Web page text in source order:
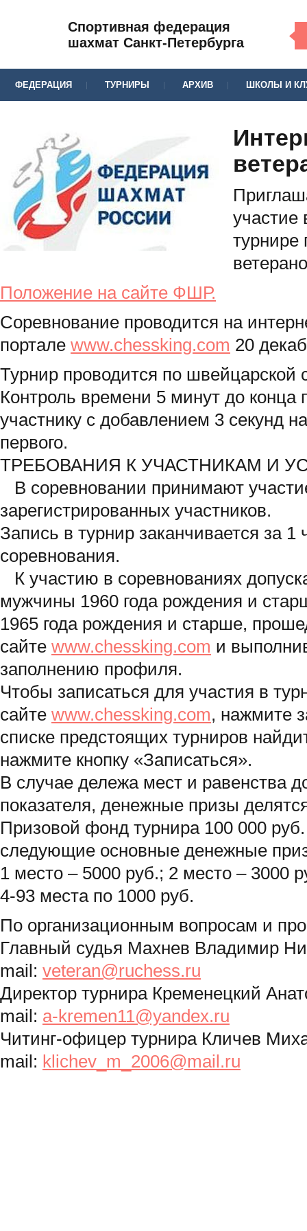
Спортивная федерация
шахмат Санкт-Петербурга
ФЕДЕРАЦИЯ ТУРНИРЫ АРХИВ ШКОЛЫ И
участие
турнире
Положение на сайте ФШР.
Соревнование проводится на
портале www.chessking.com 20
Турнир проводится по швейцарской
Контроль времени 5 минут до конца
участнику с добавлением 3 секунд
первого.
ТРЕБОВАНИЯ К УЧАСТНИКАМ И
В соревновании принимают
зарегистрированных участников.
Запись в турнир заканчивается за 1
соревнования.
К участию в соревнованиях
мужчины 1960 года рождения и
1965 года рождения и старше,
сайте www.chessking.com и
заполнению профиля.
Чтобы записаться для участия в
сайте www.chessking.com, нажмите
списке предстоящих турниров
нажмите кнопку «Записаться».
В случае дележа мест и равенства
показателя, денежные призы
Призовой фонд турнира 100 000
следующие основные денежные
1 место – 5000 руб.; 2 место – 3000
4-93 места по 1000 руб.
По организационным вопросам и
Главный судья Махнев Владимир
mail: veteran@ruchess.ru
Директор турнира Кременецкий
mail: a-kremen11@yandex.ru
Читинг-офицер турнира Кличев
mail: klichev_m_2006@mail.ru